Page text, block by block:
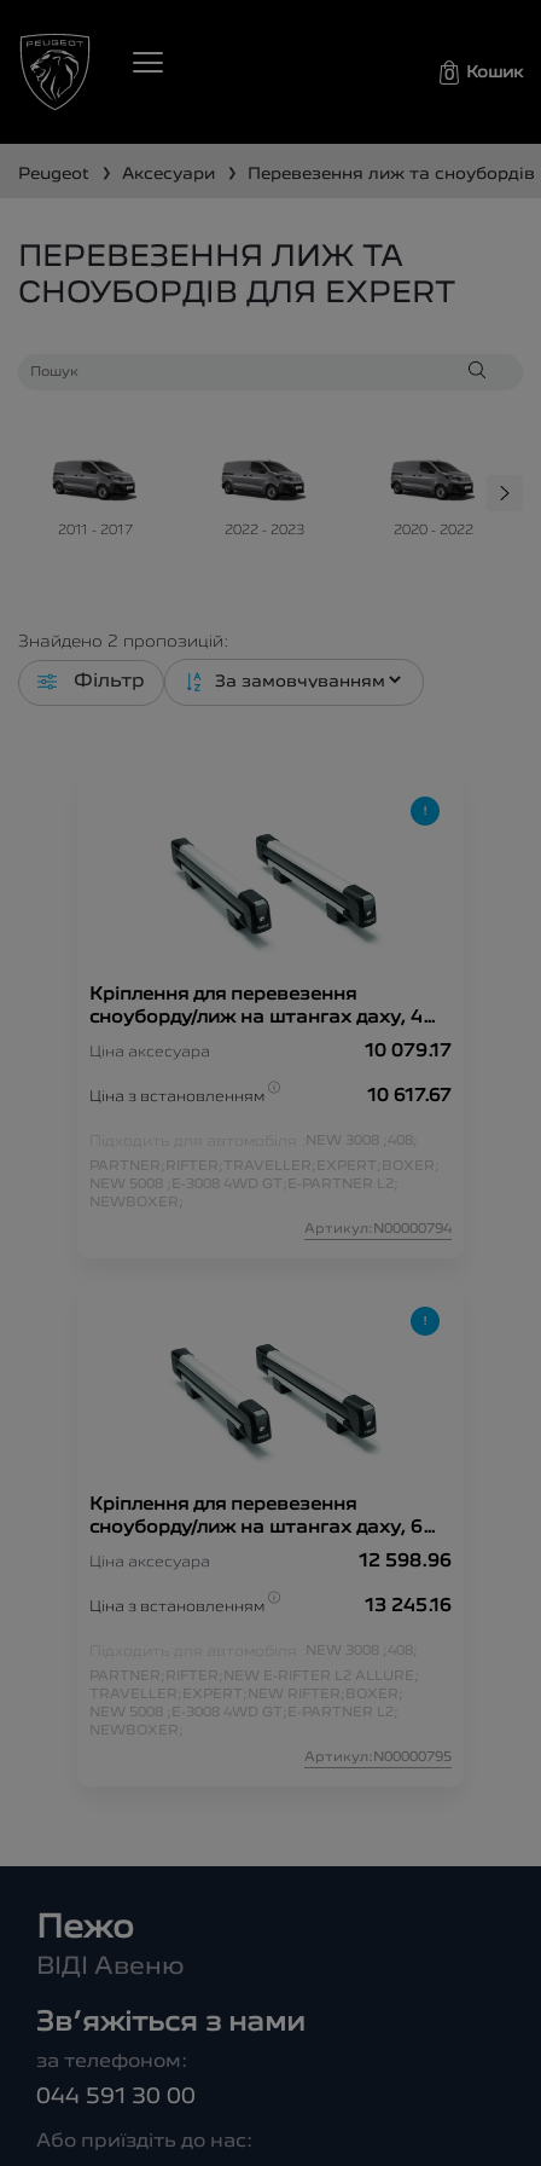
0 Кошик
peugeot ❯ аксесуари ❯ перевезення лиж та сноубордів
ПЕРЕВЕЗЕННЯ ЛИЖ ТА
СНОУБОРДІВ ДЛЯ EXPERT
2011 - 2017 2022 - 2023 2020 - 2022
Знайдено 2 пропозицій:
Фільтр
Кріплення для перевезення
сноуборду/лиж на штангах даху, 4
Ціна аксесуара 10 079.17
Ціна з встановленням 10 617.67
Підходить для автомобіля : NEW 3008 ; 408;
PARTNER; RIFTER; TRAVELLER; EXPERT;
BOXER;
NEW 5008 ;
E-3008 4WD GT;
E-PARTNER L2;
NEWBOXER;
Артикул:N00000794
Кріплення для перевезення
сноуборду/лиж на штангах даху, 6
Ціна аксесуара 12 598.96
Ціна з встановленням 13 245.16
Підходить для автомобіля : NEW 3008 ; 408;
PARTNER; RIFTER;
NEW E-RIFTER L2 ALLURE;
TRAVELLER;
EXPERT; NEW RIFTER;
BOXER;
NEW 5008 ;
E-3008 4WD GT;
E-PARTNER L2;
NEWBOXER;
Артикул:N00000795
Пежо
ВІДІ Авеню
Зв’яжіться з нами
за телефоном:
044 591 30 00
Або приїздіть до нас: